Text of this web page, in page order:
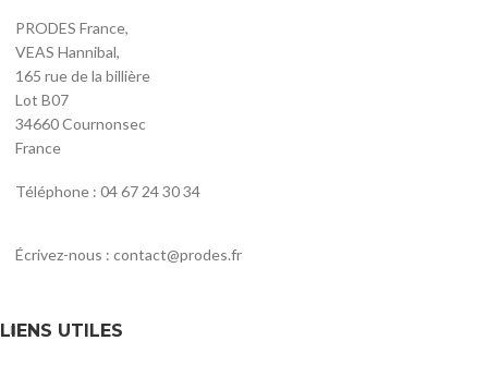
PRODES France,
VEAS Hannibal,
165 rue de la billière
Lot B07
34660 Cournonsec
France
Téléphone : 04 67 24 30 34
Écrivez-nous : contact@prodes.fr
LIENS UTILES